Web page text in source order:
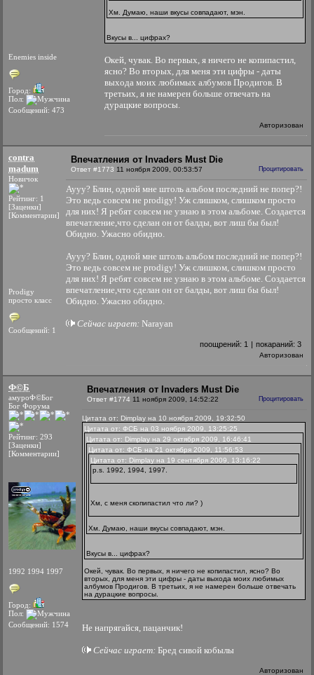
Enemies inside
Город:
Пол:
Сообщений: 473
Хм. Думаю, наши вкусы совпадают, мэн.
Вкусы в... цифрах?
Окей, чувак. Во первых, я ничего не копипастил,
ясно? Во вторых, для меня эти цифры - даты
выхода моих любимых албумов Продигов. В
третьих, я не намерен больше отвечать на
дурацкие вопросы.
Авторизован
contra
madum
Новичок
Рейтинг: 1
[Заценки]
[Комментарии]
Prodigy
просто класс
Сообщений: 1
Впечатления от Invaders Must Die
Ответ #1773 11 ноября 2009, 00:53:57 Процитировать
Аууу? Блин, одной мне штоль альбом последний не попер?!
Это ведь совсем не prodigy! Уж слишком, слишком просто
для них! Я ребят совсем не узнаю в этом альбоме. Создается
впечатление,что сделан он от балды, вот лиш бы был!
Обидно. Ужасно обидно.
Аууу? Блин, одной мне штоль альбом последний не попер?!
Это ведь совсем не prodigy! Уж слишком, слишком просто
для них! Я ребят совсем не узнаю в этом альбоме. Создается
впечатление,что сделан он от балды, вот лиш бы был!
Обидно. Ужасно обидно.
Сейчас играет: Narayan
поощрений: 1 | покараний: 3
Авторизован
Ф©Б
амуроФ©Бог
Бог Форума
Рейтинг: 293
[Заценки]
[Комментарии]
1992 1994 1997
Город:
Пол:
Сообщений: 1574
Впечатления от Invaders Must Die
Ответ #1774 11 ноября 2009, 14:52:22 Процитировать
Цитата от: Dimplay на 10 ноября 2009, 19:32:50
Цитата от: ФСБ на 03 ноября 2009, 13:25:25
Цитата от: Dimplay на 29 октября 2009, 16:46:41
Цитата от: ФСБ на 21 октября 2009, 11:56:53
Цитата от: Dimplay на 19 сентября 2009, 13:16:22
p.s. 1992, 1994, 1997.
Хм, с меня скопипастил что ли? )
Хм. Думаю, наши вкусы совпадают, мэн.
Вкусы в... цифрах?
Окей, чувак. Во первых, я ничего не копипастил, ясно? Во
вторых, для меня эти цифры - даты выхода моих любимых
албумов Продигов. В третьих, я не намерен больше отвечать
на дурацкие вопросы.
Не напрягайся, пацанчик!
Сейчас играет: Бред сивой кобылы
Авторизован